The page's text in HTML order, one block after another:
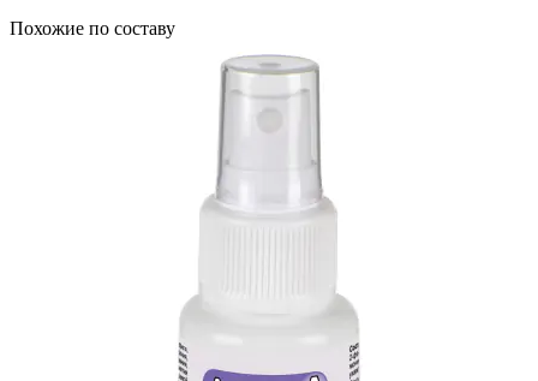
Похожие по составу